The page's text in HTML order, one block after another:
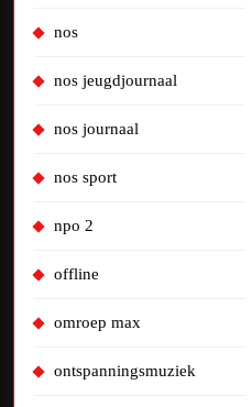
nos
nos jeugdjournaal
nos journaal
nos sport
npo 2
offline
omroep max
ontspanningsmuziek